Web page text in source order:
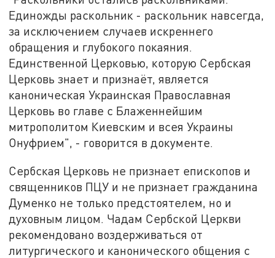
Единожды раскольник - раскольник навсегда,
за исключением случаев искреннего
обращения и глубокого покаяния.
Единственной Церковью, которую Сербская
Церковь знает и признаёт, является
каноническая Украинская Православная
Церковь во главе с Блаженнейшим
митрополитом Киевским и всея Украины
Онуфрием", - говорится в документе.
Сербская Церковь не признает епископов и
священников ПЦУ и не признает гражданина
Думенко не только предстоятелем, но и
духовным лицом. Чадам Сербской Церкви
рекомендовано воздерживаться от
литургического и канонического общения с